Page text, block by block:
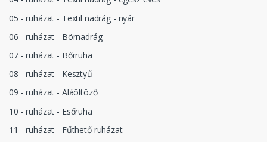
05 - ruházat - Textil nadrág - nyár
06 - ruházat - Börnadrág
07 - ruházat - Bőrruha
08 - ruházat - Kesztyű
09 - ruházat - Aláöltöző
10 - ruházat - Esőruha
11 - ruházat - Fűthető ruházat